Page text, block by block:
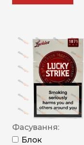
Фасування:
Блок